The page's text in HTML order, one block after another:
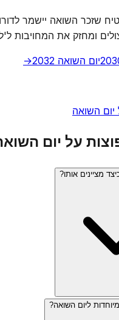
שזכר השואה יישמר
ומחזק את המחויבות
יום השואה 2032 →
יום השואה
על יום
מציינים אותו?
ליום השואה?